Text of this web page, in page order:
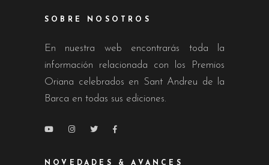
SOBRE NOSOTROS
En nuestra web encontrarás toda la
información relacionada con los Premios
Oriana celebrados en Sant Andreu de la
Barca en todas sus ediciones.
NOVEDADES & AVANCES